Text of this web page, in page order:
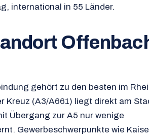
international in 55 Länder.
gehört zu den besten im
Kreuz (A3/A661) liegt direkt am
Übergang zur A5 nur wenige
Gewerbeschwerpunkte wie